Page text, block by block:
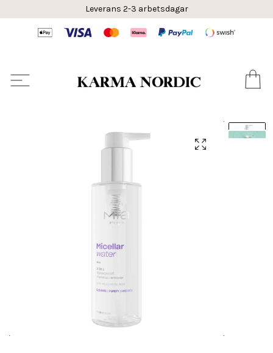
Leverans 2-3 arbetsdagar